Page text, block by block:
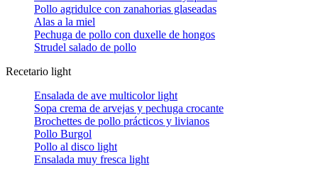
Pollo agridulce con zanahorias glaseadas
Alas a la miel
Pechuga de pollo con duxelle de hongos
Strudel salado de pollo
Recetario light
Ensalada de ave multicolor light
Sopa crema de arvejas y pechuga crocante
Brochettes de pollo prácticos y livianos
Pollo Burgol
Pollo al disco light
Ensalada muy fresca light